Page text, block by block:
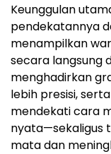
Keunggulan
pendekatannya
menampilkan
secara langsung
menghadirkan
lebih presisi,
mendekati cara
nyata—sekaligus
mata dan